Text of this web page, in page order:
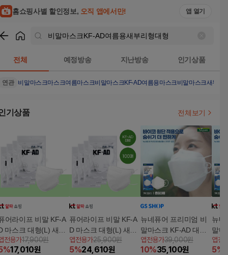
홈쇼핑사별 할인정보, 오직 앱에서만! 앱 열기
전체 예정방송 지난방송 인기상품
연관 비말마스크마스크여름마스크비말마스크KF-AD여름용마스크비말마스크새부리
기상품 전체보기
어라이프 비말 KF-A
마스크 대형(L) 새부
형 흰색 50매
전용가17,900원
%17,010원
퓨어라이프 비말 KF-A
D 마스크 대형(L) 새부
리형 흰색 100매
앱전용가25,900원
5%24,610원
뉴네퓨어 프리미엄 비
말마스크 KF-AD 대형
80매 (화이트)
앱전용가39,000원
10%35,100원
뉴네
말마
60
앱전
5%